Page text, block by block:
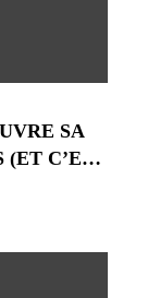
SA
C’EST